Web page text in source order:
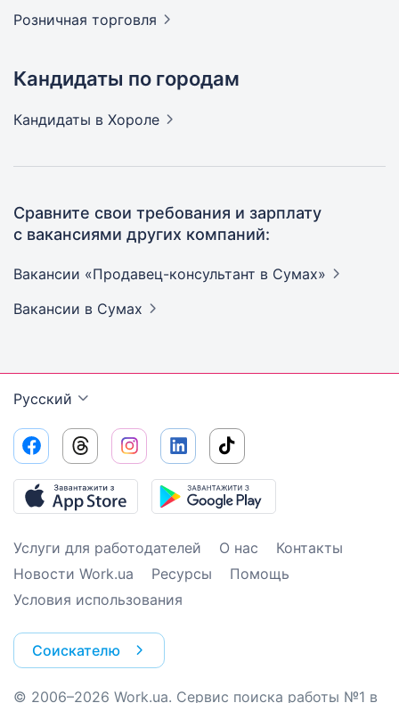
Розничная торговля
Кандидаты по городам
Кандидаты в Хороле
Сравните свои требования и зарплату
с вакансиями других компаний:
Вакансии «Продавец-консультант в Сумах»
Вакансии в Сумах
Русский
Услуги для работодателей О нас
Контакты
Новости Work.ua
Ресурсы
Помощь
Условия использования
Соискателю
© 2006–2026 Work.ua. Сервис поиска работы №1 в